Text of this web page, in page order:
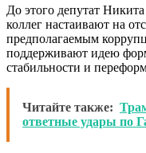
До этого депутат
коллег настаивают на
предполагаемым
поддерживают идею
стабильности и
Читайте также:
ответные удары по